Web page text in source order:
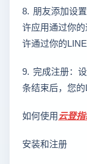
8. 朋友添加设
许应用通过你
许通过你的
9. 完成注册：
条结束后，您的
如何使用云登
安装和注册